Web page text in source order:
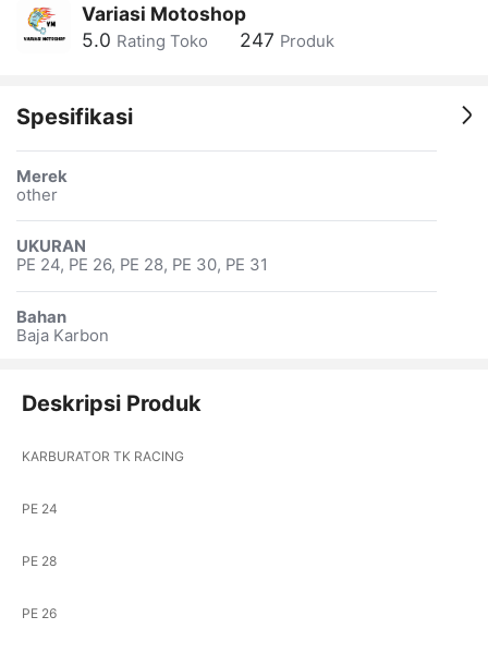
Variasi Motoshop
5.0 Rating Toko 247 Produk
Spesifikasi
Merek
other
UKURAN
PE 24, PE 26, PE 28, PE 30, PE 31
Bahan
Baja Karbon
Deskripsi Produk
KARBURATOR TK RACING
PE 24
PE 28
PE 26